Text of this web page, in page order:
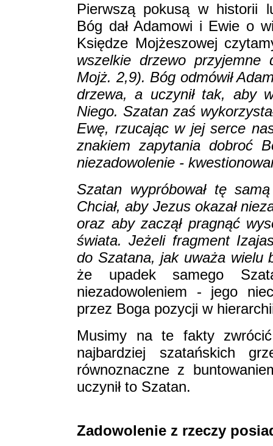
Pierwszą pokusą w historii
Bóg dał Adamowi i Ewie o
Księdze Mojżeszowej
wszelkie drzewo
Mojż. 2,9). Bóg odmówił
drzewa, a uczynił tak, aby
Niego. Szatan zaś
Ewę, rzucając w jej serce
znakiem zapytania dobroć
niezadowolenie -
Szatan wypróbował tę
Chciał, aby Jezus okazał
oraz aby zaczął pragnąć
świata. Jeżeli fragment
do Szatana, jak uważa wielu
że upadek samego
niezadowoleniem - jego
przez Boga pozycji w
Musimy na te fakty
najbardziej szatańskich
równoznaczne z
uczynił to Szatan.
Zadowolenie z rzeczy